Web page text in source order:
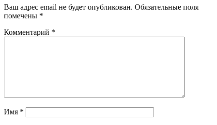
Ваш адрес email не будет опубликован. Обязательные поля
помечены *
Комментарий *
Имя *